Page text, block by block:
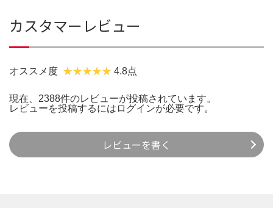
カスタマーレビュー
オススメ度 4.8点
現在、2388件のレビューが投稿されています。
レビューを投稿するには ログインが必要です。
レビューを書く